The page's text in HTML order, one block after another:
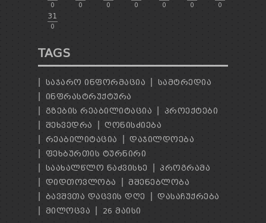
0 0 0 0 0 0 0
31
0
TAGS
ᲡᲐᲯᲐᲠᲝ ᲘᲜᲤᲝᲠᲛᲐᲪᲘᲐ
ᲡᲐᲛᲢᲠᲔᲓᲘᲐ
ᲘᲜᲤᲠᲐᲡᲢᲠᲣᲥᲢᲣᲠᲐ
ᲒᲖᲔᲑᲘᲡ ᲠᲔᲐᲑᲘᲚᲘᲢᲐᲪᲘᲐ
ᲞᲠᲝᲔᲥᲢᲔᲑᲘ
ᲨᲔᲮᲕᲔᲓᲠᲐ
ᲦᲝᲜᲘᲡᲫᲘᲔᲑᲐ
ᲠᲔᲐᲑᲘᲚᲘᲢᲐᲪᲘᲐ
ᲓᲐᲯᲘᲚᲓᲝᲔᲑᲐ
ᲤᲔᲮᲑᲣᲠᲗᲘᲡ ᲢᲣᲠᲜᲘᲠᲘ
ᲡᲐᲐᲮᲐᲚᲬᲚᲝ ᲜᲐᲫᲕᲘᲡᲮᲔ
ᲞᲠᲝᲒᲠᲐᲛᲐ
ᲓᲘᲓᲗᲝᲕᲚᲝᲑᲐ
ᲛᲨᲔᲜᲔᲑᲚᲝᲑᲐ
ᲑᲐᲕᲨᲕᲗᲐ ᲓᲐᲪᲕᲘᲡ ᲓᲦᲔ
ᲓᲐᲡᲐᲩᲣᲥᲠᲔᲑᲐ
ᲛᲘᲚᲝᲪᲕᲐ
26 ᲛᲐᲘᲡᲘ